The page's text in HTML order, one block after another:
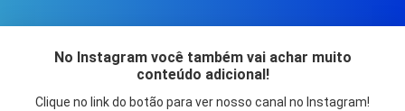
No Instagram você também vai achar muito
conteúdo adicional!
Clique no link do botão para ver nosso canal no Instagram!